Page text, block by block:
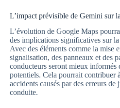
L’impact prévisible de Gemini sur
L’évolution de Google Maps
des implications significatives sur
Avec des éléments comme la mise
signalisation, des panneaux et des
conducteurs seront mieux informés
potentiels. Cela pourrait contribuer
accidents causés par des erreurs de
conduite.